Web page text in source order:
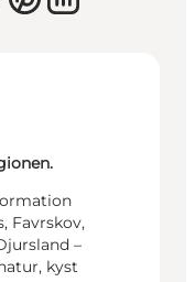
Favrskov,
–
kyst